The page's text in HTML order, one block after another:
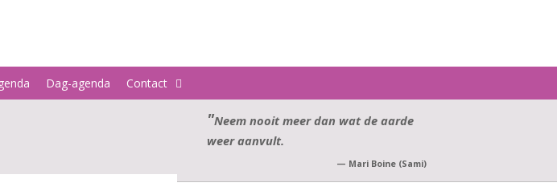
Dag-agenda Contact
Neem nooit meer dan wat de aarde
weer aanvult.
— Mari Boine (Sami)